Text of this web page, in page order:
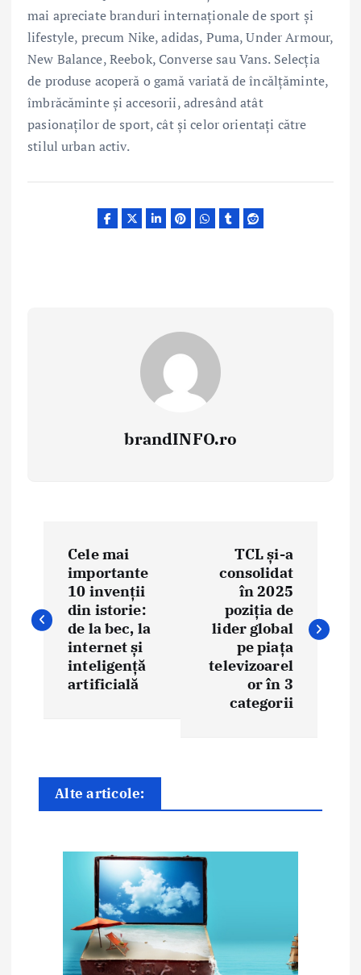
mai apreciate branduri internaționale de sport și
lifestyle, precum Nike, adidas, Puma, Under Armour,
New Balance, Reebok, Converse sau Vans. Selecția
de produse acoperă o gamă variată de încălțăminte,
îmbrăcăminte și accesorii, adresând atât
pasionaților de sport, cât și celor orientați către
stilul urban activ.
brandINFO.ro
v
i
Cele mai
importante
10 invenții
din istorie:
de la bec, la
internet și
inteligență
artificială
TCL și-a
consolidat
în 2025
poziția de
lider global
pe piața
televizoarel
or în 3
categorii
Alte articole: